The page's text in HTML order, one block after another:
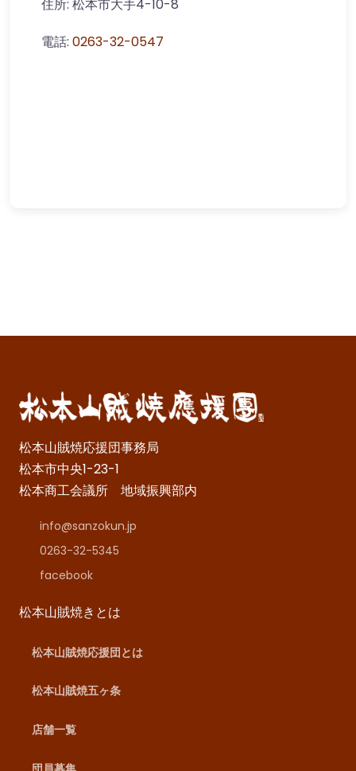
住所: 松本市大手4-10-8
電話: 0263-32-0547
松本山賊焼応援団事務局
松本市中央1-23-1
松本商工会議所 地域振興部内
info@sanzokun.jp
0263-32-5345
facebook
松本山賊焼きとは
松本山賊焼応援団とは
松本山賊焼五ヶ条
店舗一覧